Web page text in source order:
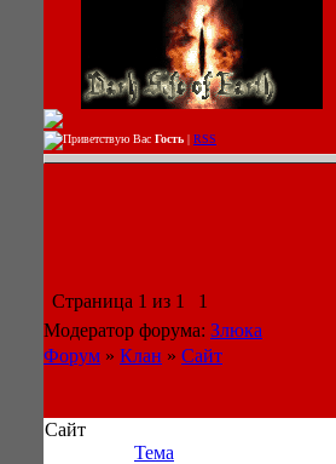
Приветствую Вас Гость | RSS
Страница 1 из 1
1
Модератор форума: Злюка
Форум » Клан » Сайт
Сайт
Тема